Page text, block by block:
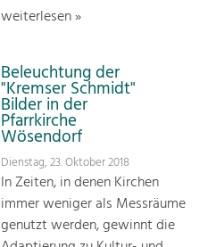
weiterlesen »
Beleuchtung der
"Kremser Schmidt"
Bilder in der
Pfarrkirche
Wösendorf
Dienstag, 23. Oktober 2018
In Zeiten, in denen Kirchen
immer weniger als Messräume
genutzt werden, gewinnt die